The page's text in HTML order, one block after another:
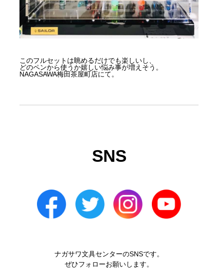
このフルセットは眺めるだけでも楽しいし、
どのペンから使うか嬉しい悩み事が増えそう。
NAGASAWA梅田茶屋町店にて。
SNS
ナガサワ文具センターのSNSです。
ぜひフォローお願いします。